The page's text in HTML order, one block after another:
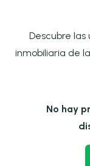
Descubre
inmobiliaria de
No hay